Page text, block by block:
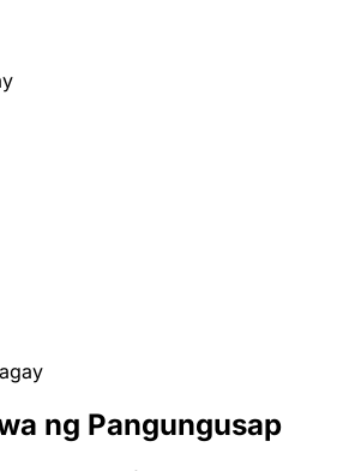
ng Pangungusap